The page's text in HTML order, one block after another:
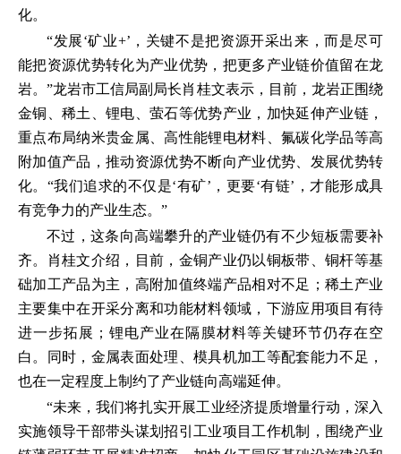
化。
“发展‘矿业+’，关键不是把资源开采出来，而是尽可
能把资源优势转化为产业优势，把更多产业链价值留在龙
岩。”龙岩市工信局副局长肖桂文表示，目前，龙岩正围绕
金铜、稀土、锂电、萤石等优势产业，加快延伸产业链，
重点布局纳米贵金属、高性能锂电材料、氟碳化学品等高
附加值产品，推动资源优势不断向产业优势、发展优势转
化。“我们追求的不仅是‘有矿’，更要‘有链’，才能形成具
有竞争力的产业生态。”
不过，这条向高端攀升的产业链仍有不少短板需要补
齐。肖桂文介绍，目前，金铜产业仍以铜板带、铜杆等基
础加工产品为主，高附加值终端产品相对不足；稀土产业
主要集中在开采分离和功能材料领域，下游应用项目有待
进一步拓展；锂电产业在隔膜材料等关键环节仍存在空
白。同时，金属表面处理、模具机加工等配套能力不足，
也在一定程度上制约了产业链向高端延伸。
“未来，我们将扎实开展工业经济提质增量行动，深入
实施领导干部带头谋划招引工业项目工作机制，围绕产业